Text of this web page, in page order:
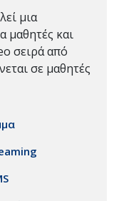
μια
μαθητές και
σειρά από
σε μαθητές